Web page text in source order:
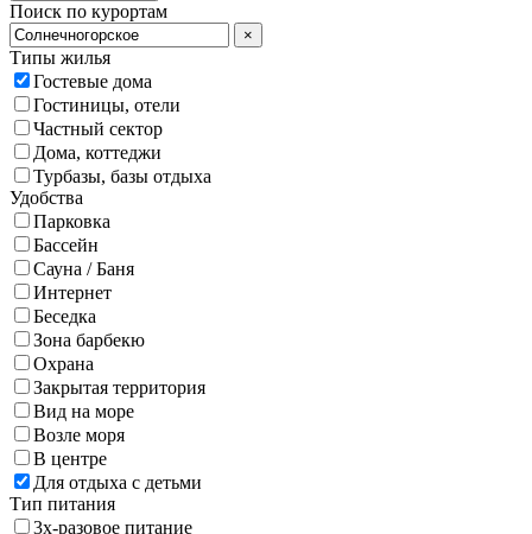
Поиск по курортам
×
Типы жилья
Гостевые дома
Гостиницы, отели
Частный сектор
Дома, коттеджи
Турбазы, базы отдыха
Удобства
Парковка
Бассейн
Сауна / Баня
Интернет
Беседка
Зона барбекю
Охрана
Закрытая территория
Вид на море
Возле моря
В центре
Для отдыха с детьми
Тип питания
3х-разовое питание